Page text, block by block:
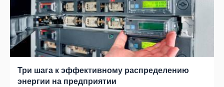
Три шага к эффективному распределению
энергии на предприятии